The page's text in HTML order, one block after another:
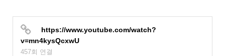
https://www.youtube.com/watch?
v=mn4kysQcxwU
457회 연결